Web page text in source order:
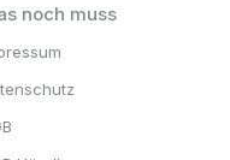
noch muss